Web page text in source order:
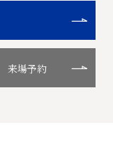
来場予約